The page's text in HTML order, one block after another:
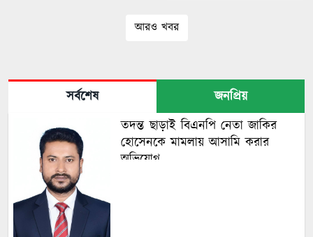
আরও খবর
সর্বশেষ
জনপ্রিয়
তদন্ত ছাড়াই বিএনপি নেতা জাকির
হোসেনকে মামলায় আসামি করার
অভিযোগ